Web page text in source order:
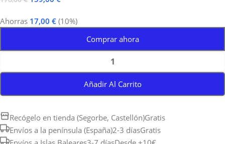
Ahorras 17,00 € (10%)
Añadir Al Carrito
Comprar ahora
Recógelo en tienda (Segorbe, Castellón)Gratis
Envíos a la península (España)2-3 díasGratis